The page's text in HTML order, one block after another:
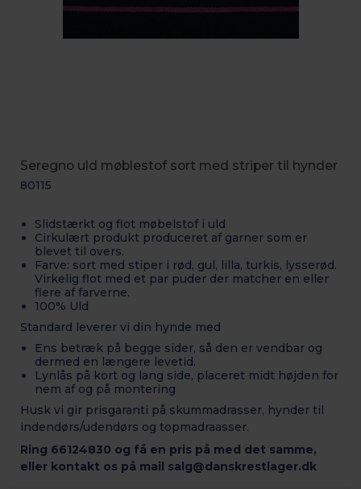
Seregno uld møblestof sort med striper til hynder
80115
Slidstærkt og flot møbelstof i uld
Cirkulært produkt produceret af garner som er
blevet til overs.
Farve: sort med stiper i rød, gul, lilla, turkis, lysserød.
Virkelig flot med et par puder der matcher en eller
flere af farverne.
100% Uld
Standard leverer vi din hynde med
Ens betræk på begge sider, så den er vendbar og
dermed en længere levetid.
Lynlås på kort og lang side, placeret midt højden for
nem af og på montering
Husk vi gir prisgaranti på skummadrasser, hynder til
indendørs/udendørs og topmadraasser.
Ring 66124830 og få en pris på med det samme,
eller kontakt os på mail salg@danskrestlager.dk